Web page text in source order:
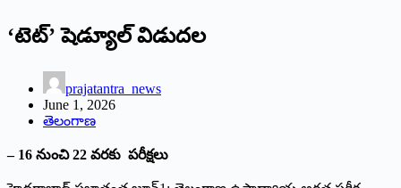
‘టెట్‌’ షెడ్యూల్‌ ‌విడుదల
prajatantra_news
June 1, 2026
తెలంగాణ
– 16 ‌నుంచి 22 ‌వరకు పరీక్షలు